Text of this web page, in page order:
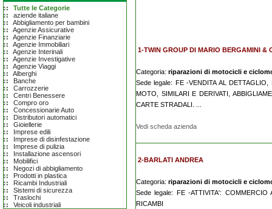
Tutte le Categorie
aziende italiane
Abbigliamento per bambini
Agenzie Assicurative
Agenzie Finanziarie
Agenzie Immobiliari
Agenzie Interinali
Agenzie Investigative
Agenzie Viaggi
Alberghi
Banche
Carrozzerie
Centri Benessere
Compro oro
Concessionarie Auto
Distributori automatici
Gioiellerie
Imprese edili
Imprese di disinfestazione
Imprese di pulizia
Installazione ascensori
Mobilifici
Negozi di abbigliamento
Prodotti in plastica
Ricambi Industriali
Sistemi di sicurezza
Traslochi
Veicoli industriali
1-TWIN GROUP DI MARIO BERGAMINI &
Categoria: riparazioni di motocicli e
Sede legale: FE -VENDITA AL
MOTO, SIMILARI E DERIVATI,
CARTE STRADALI. ...
Vedi scheda azienda
2-BARLATI ANDREA
Categoria: riparazioni di motocicli e
Sede legale: FE -ATTIVITA':
RICAMBI